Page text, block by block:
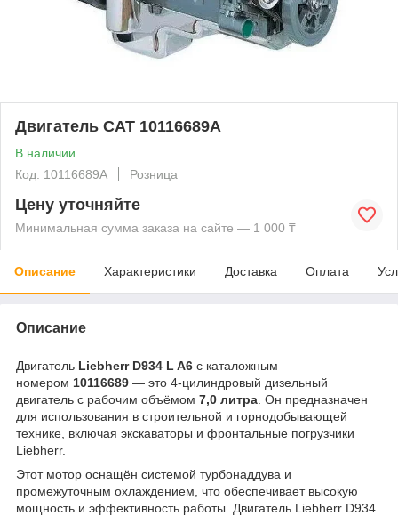
Двигатель CAT 10116689A
В наличии
Код: 10116689A
Розница
Цену уточняйте
Минимальная сумма заказа на сайте — 1 000 ₸
Описание Характеристики Доставка Оплата
Описание
Двигатель Liebherr D934 L A6 с каталожным
номером 10116689 — это 4-цилиндровый дизельный
двигатель с рабочим объёмом 7,0 литра . Он предназначен
для использования в строительной и горнодобывающей
технике, включая экскаваторы и фронтальные погрузчики
Liebherr.
Этот мотор оснащён системой турбонаддува и
промежуточным охлаждением, что обеспечивает высокую
мощность и эффективность работы. Двигатель Liebherr D934